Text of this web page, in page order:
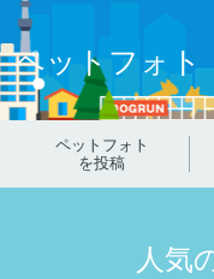
ペットフォト
ペットフォト
を投稿
人気